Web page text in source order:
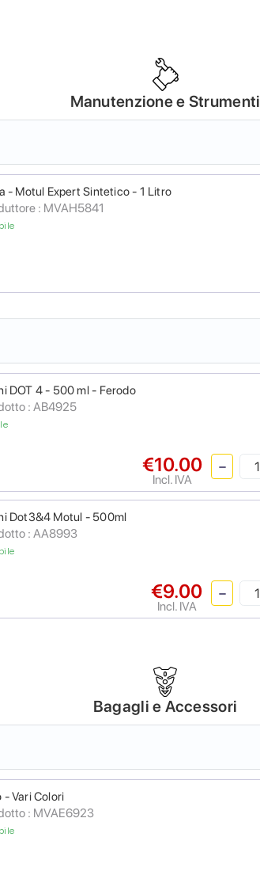
Manutenzione e Strumenti
- Motul Expert Sintetico - 1 Litro
: MVAH5841
DOT 4 - 500 ml - Ferodo
: AB4925
€10.00
Incl. IVA
Dot3&4 Motul - 500ml
: AA8993
€9.00
Incl. IVA
Bagagli e Accessori
- Vari Colori
: MVAE6923